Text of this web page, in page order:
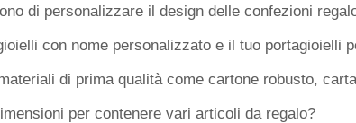
di personalizzare il design delle confezioni
con nome personalizzato e il tuo portagioielli
di prima qualità come cartone robusto,
per contenere vari articoli da regalo?